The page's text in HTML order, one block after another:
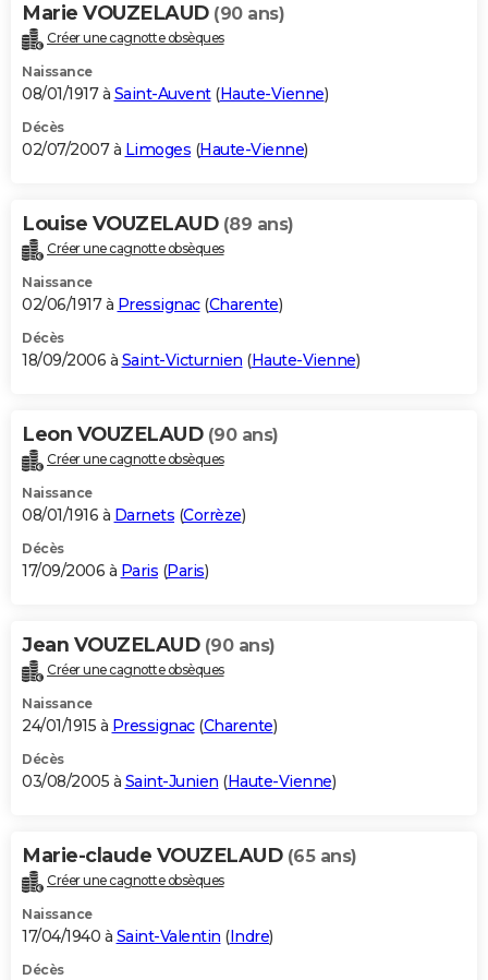
Marie VOUZELAUD (90 ans)
Créer une cagnotte obsèques
Naissance
08/01/1917 à Saint-Auvent(Haute-Vienne)
Décès
02/07/2007 à Limoges (Haute-Vienne)
Louise VOUZELAUD (89 ans)
Créer une cagnotte obsèques
Naissance
02/06/1917 à Pressignac(Charente)
Décès
18/09/2006 à Saint-Victurnien (Haute-Vienne)
Leon VOUZELAUD (90 ans)
Créer une cagnotte obsèques
Naissance
08/01/1916 à Darnets (Corrèze)
Décès
17/09/2006 à Paris (Paris)
Jean VOUZELAUD (90 ans)
Créer une cagnotte obsèques
Naissance
24/01/1915 à Pressignac(Charente)
Décès
03/08/2005 à Saint-Junien (Haute-Vienne)
Marie-claude VOUZELAUD (65 ans)
Créer une cagnotte obsèques
Naissance
17/04/1940 à Saint-Valentin (Indre)
Décès